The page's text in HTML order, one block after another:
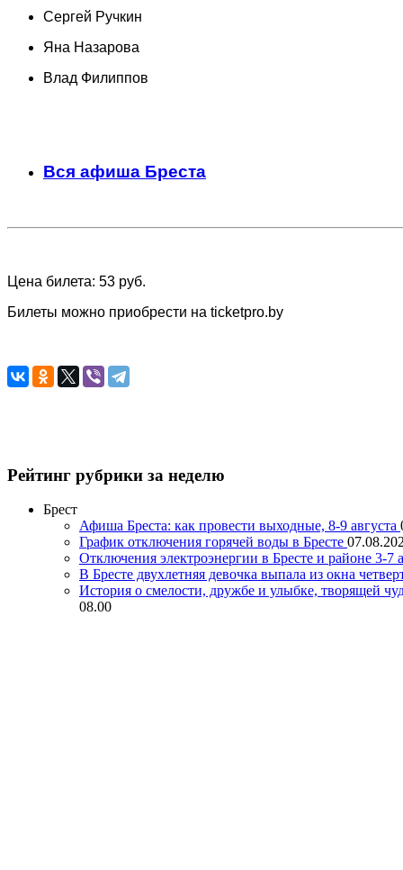
Сергей Ручкин
Яна Назарова
Влад Филиппов
Вся афиша Бреста
Цена билета: 53 руб.
Билеты можно приобрести на ticketpro.by
Рейтинг рубрики за неделю
Брест
Афиша Бреста: как провести выходные, 8-9 августа
График отключения горячей воды в Бресте
Отключения электроэнергии в Бресте и районе 3-7
В Бресте двухлетняя девочка выпала из окна
История о смелости, дружбе и улыбке, творящей
08.00